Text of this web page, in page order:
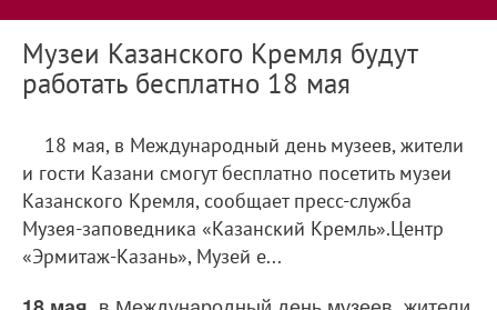
Музеи Казанского Кремля будут
работать бесплатно 18 мая
18 мая, в Международный день музеев, жители
и гости Казани смогут бесплатно посетить музеи
Казанского Кремля, сообщает пресс-служба
Музея-заповедника «Казанский Кремль».Центр
«Эрмитаж-Казань», Музей е...